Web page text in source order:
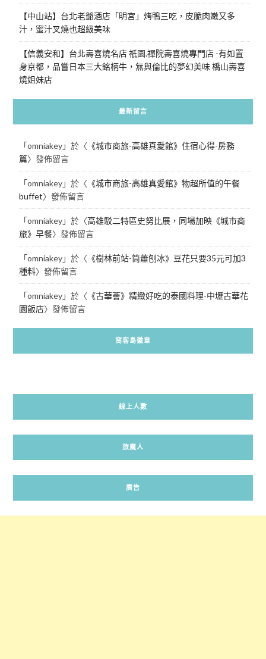
【中山站】台北老爺酒店「明宮」烤鴨三吃，皮脆肉嫩又多
汁，蜜汁叉燒也超級美味
【信義安和】台北壽喜燒名店 祇園.禪院壽喜燒專門店 -有如置
身京都，品嘗日本三大銘柄牛，無與倫比的夢幻美味 橋山壽喜
燒姐妹店
最新留言
「omniakey」於〈 《城市商旅-高雄真愛館》住宿心得-房務
篇〉發佈留言
「omniakey」於〈 《城市商旅-高雄真愛館》物超所值的午餐
buffet〉發佈留言
「omniakey」於〈高雄駁二特區史努比展，同場加映《城市商
旅》早餐〉發佈留言
「omniakey」於〈 《樹林前站-筒蕭刨冰》豆花只要35元可加3
種料〉發佈留言
「omniakey」於〈 《古華薈》精緻好吃的泰國料理-中壢古華花
園飯店〉發佈留言
窩客島徽章
線上人數
旅魔人
廣告